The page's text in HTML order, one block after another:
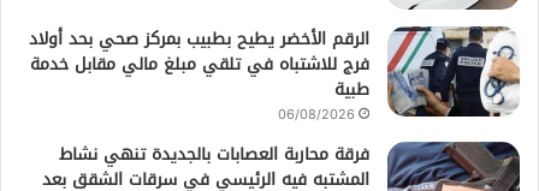
الرقم الأخضر يطيح بطبيب بمركز صحي بحد أولاد
فرج للاشتباه في تلقي مبلغ مالي مقابل خدمة
طبية
06/08/2026
فرقة محاربة العصابات بالجديدة تنهي نشاط
المشتبه فيه الرئيسي في سرقات الشقق بعد